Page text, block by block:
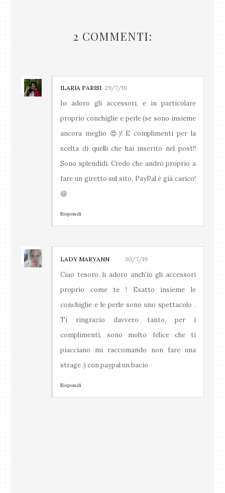
2 COMMENTI:
ILARIA PARISI 29/7/19
Io adoro gli accessori, e in particolare
proprio conchiglie e perle (se sono insieme
ancora meglio 😍)! E complimenti per la
scelta di quelli che hai inserito nel post!!
Sono splendidi. Credo che andrò proprio a
fare un giretto sul sito, PayPal è già carico!
😆
Rispondi
LADY MARYANN 30/7/19
Ciao tesoro, li adoro anch'io gli accessori
proprio come te ! Esatto insieme le
conchiglie e le perle sono uno spettacolo .
Ti ringrazio davvero tanto, per i
complimenti, sono molto felice che ti
piacciano mi raccomando non fare una
strage :) con paypal un bacio
Rispondi